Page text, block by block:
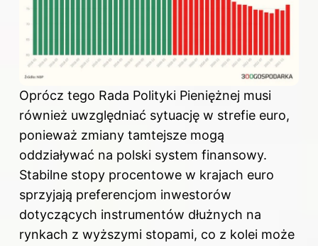
Oprócz tego Rada Polityki Pieniężnej musi
również uwzględniać sytuację w strefie euro,
ponieważ zmiany tamtejsze mogą
oddziaływać na polski system finansowy.
Stabilne stopy procentowe w krajach euro
sprzyjają preferencjom inwestorów
dotyczących instrumentów dłużnych na
rynkach z wyższymi stopami, co z kolei może